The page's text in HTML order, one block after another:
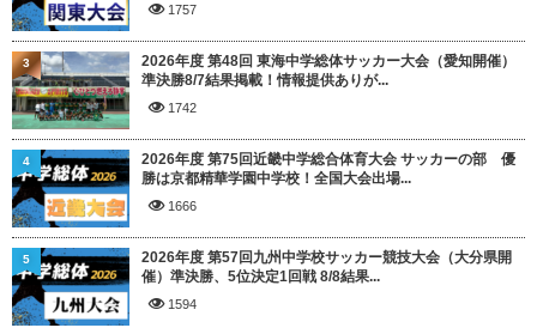
1757
2026年度 第48回 東海中学総体サッカー大会（愛知開催）
準決勝8/7結果掲載！情報提供ありが...
1742
3
2026年度 第75回近畿中学総合体育大会 サッカーの部 優
勝は京都精華学園中学校！全国大会出場...
1666
4
2026年度 第57回九州中学校サッカー競技大会（大分県開
催）準決勝、5位決定1回戦 8/8結果...
1594
5